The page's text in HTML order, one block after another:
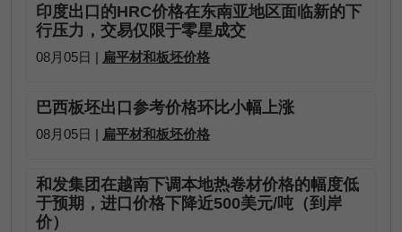
印度出口的HRC价格在东南亚地区面临新的下
行压力，交易仅限于零星成交
08月05日 | 扁平材和板坯价格
巴西板坯出口参考价格环比小幅上涨
08月05日 | 扁平材和板坯价格
和发集团在越南下调本地热卷材价格的幅度低
于预期，进口价格下降近500美元/吨（到岸
价）